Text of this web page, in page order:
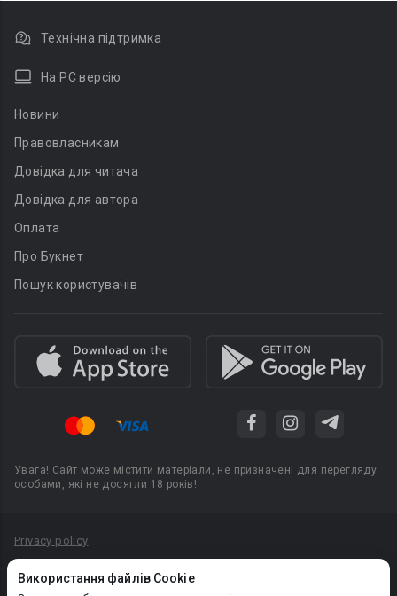
Використання файлів Cookie
Технічна підтримка
На PC версію
Новини
Правовласникам
Довідка для читача
Довідка для автора
Оплата
Про Букнет
Пошук користувачів
Увага! Сайт може містити матеріали, не призначені для перегляду
особами, які не досягли 18 років!
Privacy policy